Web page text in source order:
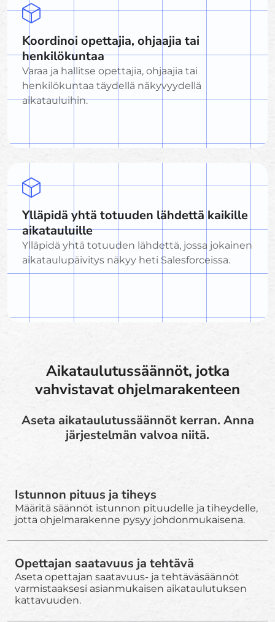
Koordinoi opettajia, ohjaajia tai
henkilökuntaa
Varaa ja hallitse opettajia, ohjaajia tai
henkilökuntaa täydellä näkyvyydellä
aikatauluihin.
Ylläpidä yhtä totuuden lähdettä kaikille
aikatauluille
Ylläpidä yhtä totuuden lähdettä, jossa jokainen
aikataulupäivitys näkyy heti Salesforceissa.
Aikataulutussäännöt, jotka
vahvistavat ohjelmarakenteen
Aseta aikataulutussäännöt kerran. Anna
järjestelmän valvoa niitä.
Istunnon pituus ja tiheys
Määritä säännöt istunnon pituudelle ja tiheydelle,
jotta ohjelmarakenne pysyy johdonmukaisena.
Opettajan saatavuus ja tehtävä
Aseta opettajan saatavuus- ja tehtäväsäännöt
varmistaaksesi asianmukaisen aikataulutuksen
kattavuuden.